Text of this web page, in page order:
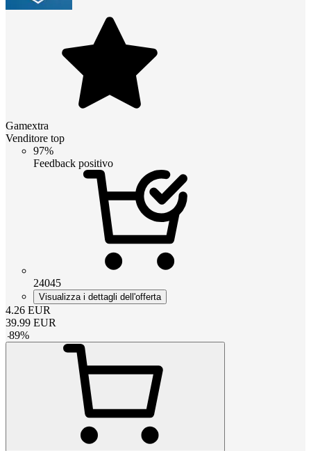
Gamextra
Venditore top
97%
Feedback positivo
24045
Visualizza i dettagli dell'offerta
4.26 EUR
39.99 EUR
-89%